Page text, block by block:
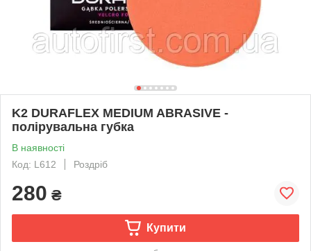
K2 DURAFLEX MEDIUM ABRASIVE -
полірувальна губка
В наявності
Код: L612
Роздріб
280 ₴
Купити